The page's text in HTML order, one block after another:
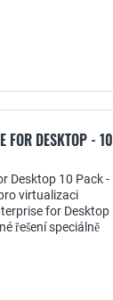
FOR DESKTOP - 10
Desktop 10 Pack -
virtualizaci
for Desktop
řešení speciálně